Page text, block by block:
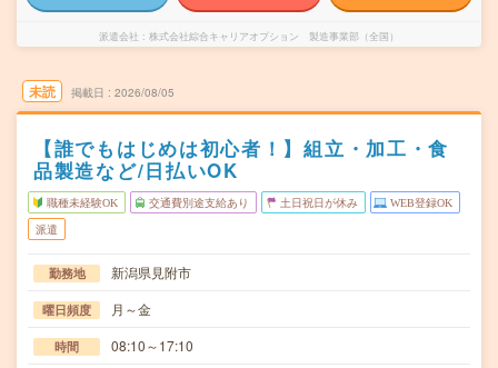
派遣会社 株式会社綜合キャリアオプション 製造事業部（全国）
未読 掲載日 2026/08/05
【誰でもはじめは初心者！】組立・加工・食
品製造など/日払いOK
職種未経験OK 交通費別途支給あり 土日祝日が休み WEB登録OK
派遣
勤務地 新潟県見附市
曜日頻度 月～金
時間 08:10～17:10